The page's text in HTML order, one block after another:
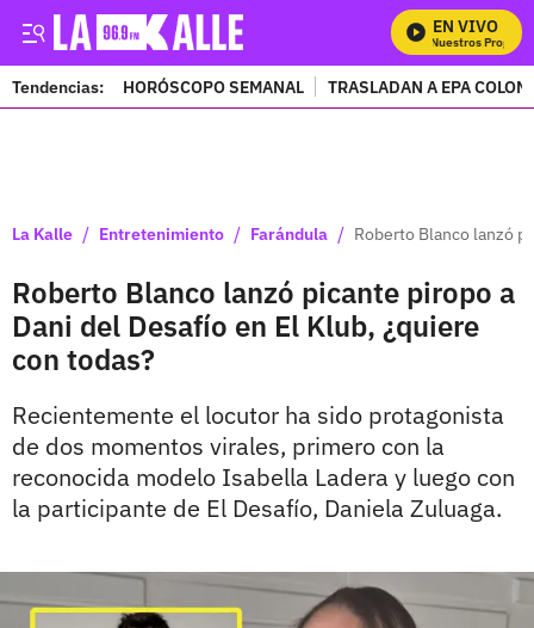
EN VIVO
Mira Todos Nuestros Programas
Tendencias: HORÓSCOPO SEMANAL TRASLADAN A EPA
La Kalle / Entretenimiento / Farándula / Roberto Blanco lanzó
Roberto Blanco lanzó picante piropo a
Dani del Desafío en El Klub, ¿quiere
con todas?
Recientemente el locutor ha sido protagonista
de dos momentos virales, primero con la
reconocida modelo Isabella Ladera y luego con
la participante de El Desafío, Daniela Zuluaga.